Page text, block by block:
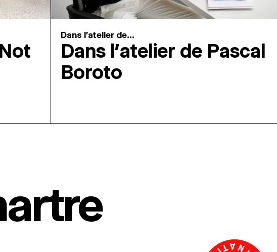
Dans l'atelier de...
Dans l’atelier de Pascal
Boroto